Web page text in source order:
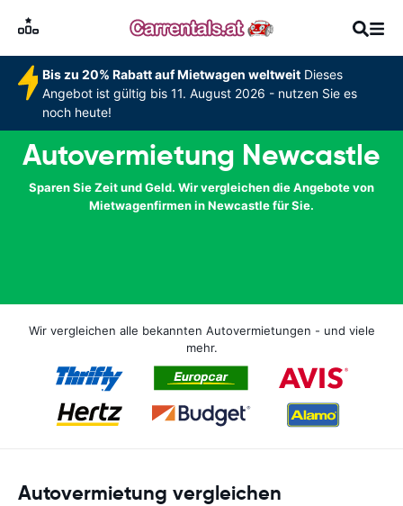
Bis zu 20% Rabatt auf Mietwagen weltweitDieses
Angebot ist gültig bis 11. August 2026 - nutzen Sie es
noch heute!
Autovermietung Newcastle
Sparen Sie Zeit und Geld. Wir vergleichen die Angebote von
Mietwagenfirmen in Newcastle für Sie.
Wir vergleichen alle bekannten Autovermietungen - und viele
mehr.
Autovermietung vergleichen